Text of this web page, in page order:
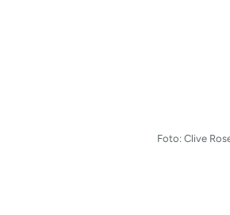
Foto: Clive